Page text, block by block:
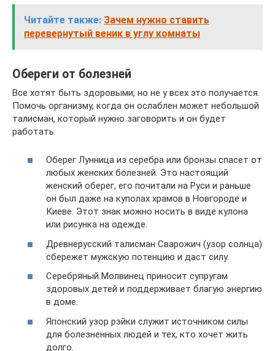
Читайте также: Зачем нужно ставить
перевернутый веник в углу комнаты
Обереги от болезней
Все хотят быть здоровыми, но не у всех это получается.
Помочь организму, когда он ослаблен может небольшой
талисман, который нужно заговорить и он будет
работать.
Оберег Лунница из серебра или бронзы спасет от
любых женских болезней. Это настоящий
женский оберег, его почитали на Руси и раньше
он был даже на куполах храмов в Новгороде и
Киеве. Этот знак можно носить в виде кулона
или рисунка на одежде.
Древнерусский талисман Сварожич (узор солнца)
сбережет мужскую потенцию и даст силу.
Серебряный Молвинец приносит супругам
здоровых детей и поддерживает благую энергию
в доме.
Японский узор рэйки служит источником силы
для болезненных людей и тех, кто хочет жить
долго.